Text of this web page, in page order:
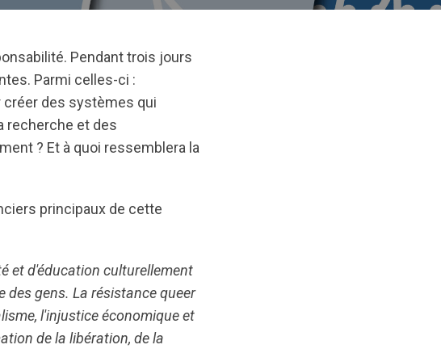
Pendant trois jours
Parmi celles-ci :
des systèmes qui
recherche et des
? Et à quoi ressemblera la
principaux de cette
et d'éducation culturellement
gens. La résistance queer
l'injustice économique et
de la libération, de la